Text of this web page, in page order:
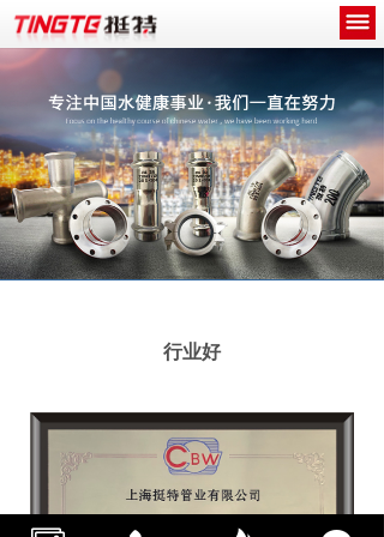
网站首页
关于我们
产品中心
新闻中心
工程案例
行业好